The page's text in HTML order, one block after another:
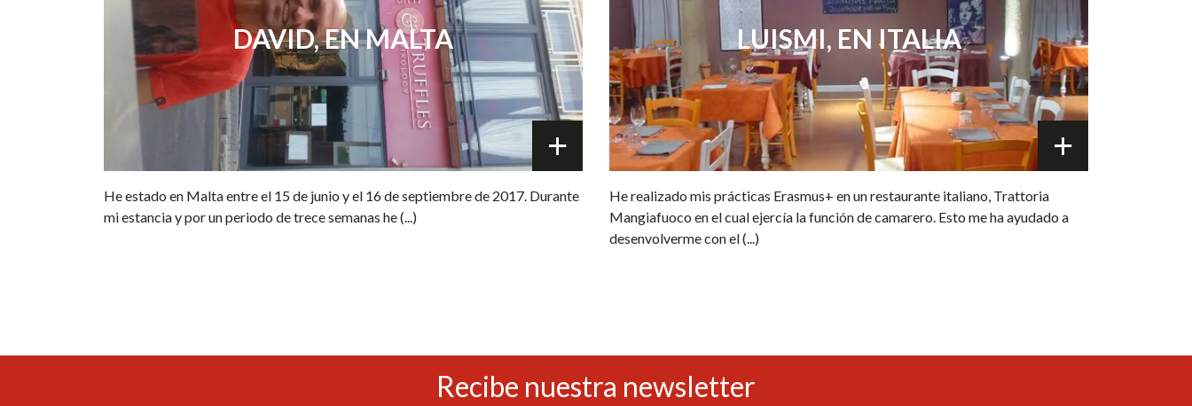
DAVID, EN MALTA
He estado en Malta entre el 15 de junio y el 16 de septiembre de 2017. Durante
mi estancia y por un periodo de trece semanas he (...)
LUISMI, EN ITALIA
He realizado mis prácticas Erasmus+ en un restaurante italiano, Trattoria
Mangiafuoco en el cual ejercía la función de camarero. Esto me ha ayudado a
desenvolverme con el (...)
Recibe nuestra newsletter